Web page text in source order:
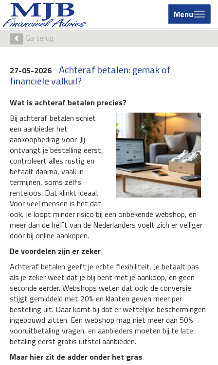
Menu
Ga terug
27-05-2026 Achteraf betalen: gemak of
financiële valkuil?
Wat is achteraf betalen precies?
Bij achteraf betalen schiet
een aanbieder het
aankoopbedrag voor. Jij
ontvangt je bestelling eerst,
controleert alles rustig en
betaalt daarna, vaak in
termijnen, soms zelfs
renteloos. Dat klinkt ideaal.
Voor veel mensen is het dat
ook. Je loopt minder risico bij een onbekende webshop, en
meer dan de helft van de Nederlanders voelt zich er veiliger
door bij online aankopen.
De voordelen zijn er zeker
Achteraf betalen geeft je echte flexibiliteit. Je betaalt pas
als je zeker weet dat je blij bent met je aankoop, en geen
seconde eerder. Webshops weten dat ook: de conversie
stijgt gemiddeld met 20% en klanten geven meer per
bestelling uit. Daar komt bij dat er wettelijke beschermingen
ingebouwd zitten. Een webshop mag niet meer dan 50%
vooruitbetaling vragen, en aanbieders moeten bij te late
betaling eerst gratis uitstel aanbieden.
Maar hier zit de adder onder het gras